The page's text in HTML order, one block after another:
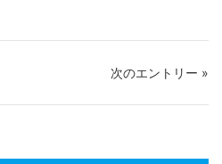
次のエントリー »